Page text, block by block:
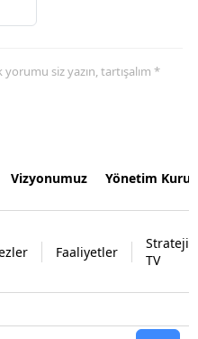
siz yazın, tartışalım *
Vizyonumuz Yönetim
Faaliyetler
Strateji
TV